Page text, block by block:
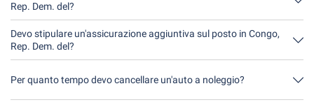
Rep. Dem. del?
In linea di principio, potete restituire l'auto a noleggio in qualsiasi
momento della giornata. L'unica cosa importante è che non
restituiate l'auto a noleggio più tardi di quanto indicato al
momento della prenotazione.
Devo stipulare un'assicurazione aggiuntiva sul posto in Congo,
Rep. Dem. del?
È meglio prenotare l'assicurazione completa senza franchigia
assicurazione aggiuntiva in loco.
Per quanto tempo devo cancellare un'auto a noleggio?
Avete a disposizione fino a 24 ore prima del noleggio, entro